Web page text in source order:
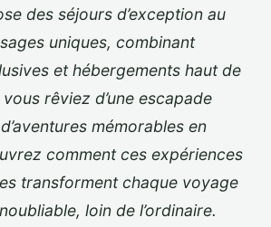
des séjours d’exception au
uniques, combinant
et hébergements haut de
rêviez d’une escapade
mémorables en
comment ces expériences
transforment chaque voyage
loin de l’ordinaire.